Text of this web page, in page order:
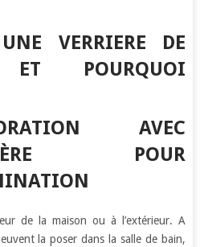
VERRIERE DE
ET POURQUOI
de la maison ou à l’extérieur. A
la poser dans la salle de bain,